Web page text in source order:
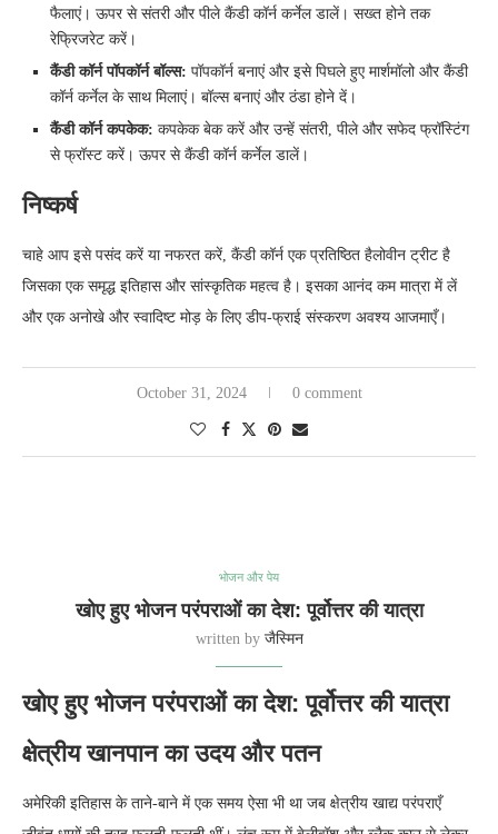
फैलाएं। ऊपर से संतरी और पीले कैंडी कॉर्न कर्नेल डालें। सख्त होने तक
रेफ्रिजरेट करें।
कैंडी कॉर्न पॉपकॉर्न बॉल्स: पॉपकॉर्न बनाएं और इसे पिघले हुए मार्शमॉलो और कैंडी
कॉर्न कर्नेल के साथ मिलाएं। बॉल्स बनाएं और ठंडा होने दें।
कैंडी कॉर्न कपकेक: कपकेक बेक करें और उन्हें संतरी, पीले और सफेद फ्रॉस्टिंग
से फ्रॉस्ट करें। ऊपर से कैंडी कॉर्न कर्नेल डालें।
निष्कर्ष
चाहे आप इसे पसंद करें या नफरत करें, कैंडी कॉर्न एक प्रतिष्ठित हैलोवीन ट्रीट है
जिसका एक समृद्ध इतिहास और सांस्कृतिक महत्व है। इसका आनंद कम मात्रा में लें
और एक अनोखे और स्वादिष्ट मोड़ के लिए डीप-फ्राई संस्करण अवश्य आजमाएँ।
October 31, 2024 0 comment
भोजन और पेय
खोए हुए भोजन परंपराओं का देश: पूर्वोत्तर की यात्रा
written by जैस्मिन
खोए हुए भोजन परंपराओं का देश: पूर्वोत्तर की यात्रा
क्षेत्रीय खानपान का उदय और पतन
अमेरिकी इतिहास के ताने-बाने में एक समय ऐसा भी था जब क्षेत्रीय खाद्य परंपराएँ